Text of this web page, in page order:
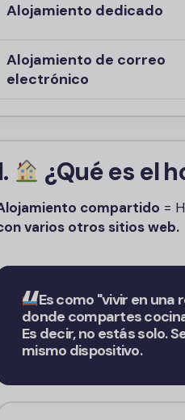
Alojamiento dedicado
Alojamiento de correo
electrónico
¿Qué es el
compartido =
varios otros sitios web.
Es como "vivir en una
donde compartes
Es decir, no estás solo.
mismo dispositivo.